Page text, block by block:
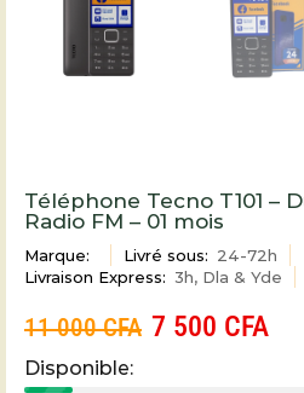
Téléphone Tecno T101 –
Radio FM – 01 mois
Marque: Livré sous: 24-72h
Livraison Express: 3h, Dla & Yde
11 000CFA 7 500 CFA
Disponible: